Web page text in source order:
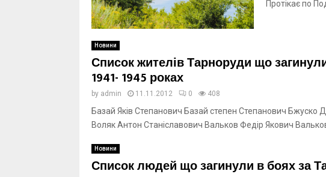
Протікає по
Новини
Список жителів Тарноруди що
1941- 1945 роках
by admin 11.11.2012 0 408
Базай Яків Степанович Базай степен Степанович Бжуско
Воляк Антон Станіславович Вальков Федір Якович
Новини
Список людей що загинули в боях за